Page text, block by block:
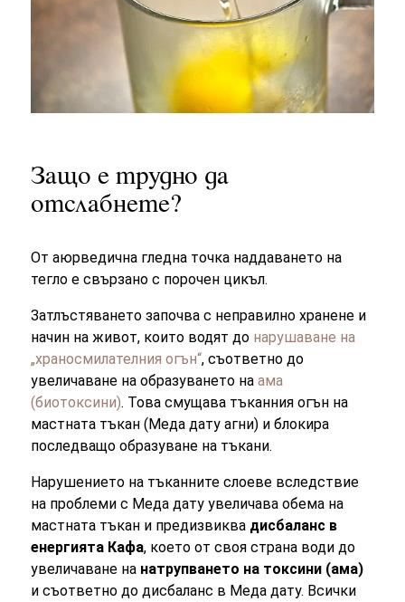
Защо е трудно да
отслабнете?
От аюрведична гледна точка наддаването на
тегло е свързано с порочен цикъл.
Затлъстяването започва с неправилно хранене и
начин на живот, които водят до нарушаване на
„храносмилателния огън“, съответно до
увеличаване на образуването наaмa
(биотоксини). Това смущава тъканния огън на
мастната тъкан (Меда дату агни) и блокира
последващо образуване на тъкани.
Нарушението на тъканните слоеве вследствие
на проблеми с Меда дату увеличава обема на
мастната тъкан и предизвиква дисбаланс в
енергията Кафа, което от своя страна води до
увеличаване на натрупването на токсини (aмa)
и съответно до дисбаланс в Меда дату. Всички